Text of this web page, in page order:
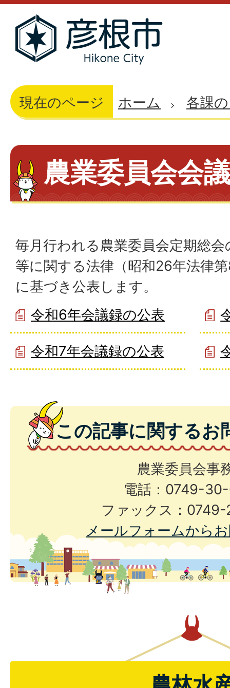
現在のページ ホーム 各課
農業委員会会
毎月行われる農業委員会定期総
等に関する法律（昭和26年法律
に基づき公表します。
令和6年会議録の公表
令和7年会議録の公表
この記事に関するお
農業委員会事
電話：0749-
ファックス：
メールフォームから